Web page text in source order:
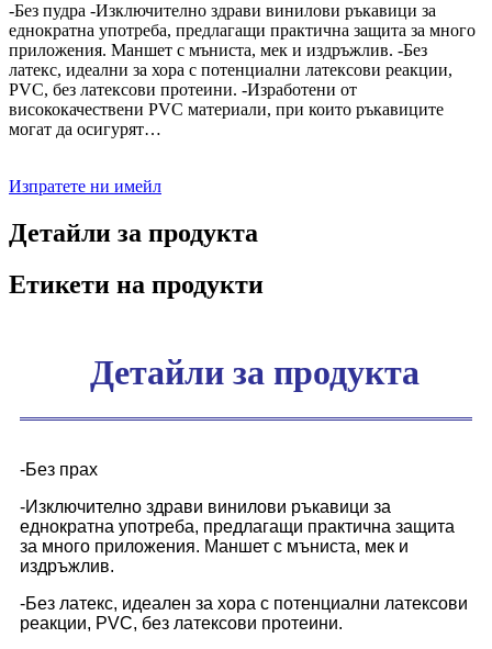
-Без пудра -Изключително здрави винилови ръкавици за
еднократна употреба, предлагащи практична защита за много
приложения. Маншет с мъниста, мек и издръжлив. -Без
латекс, идеални за хора с потенциални латексови реакции,
PVC, без латексови протеини. -Изработени от
висококачествени PVC материали, при които ръкавиците
могат да осигурят…
Изпратете ни имейл
Детайли за продукта
Етикети на продукти
Детайли за продукта
-Без прах
-Изключително здрави винилови ръкавици за
еднократна употреба, предлагащи практична защита
за много приложения. Маншет с мъниста, мек и
издръжлив.
-Без латекс, идеален за хора с потенциални латексови
реакции, PVC, без латексови протеини.